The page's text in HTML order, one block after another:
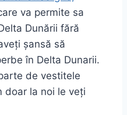
va permite sa
Dunării fără
șansă să
în Delta Dunarii.
de vestitele
doar la noi le veți